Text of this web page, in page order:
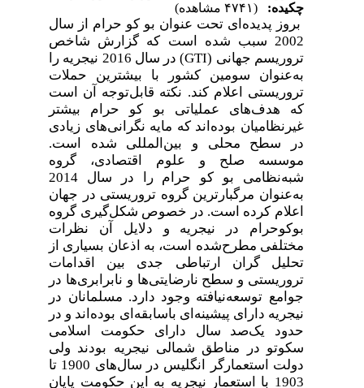
چکیده:
بروز پدیده‌ای تحت عنوان بو کو حرام از سال
2002 سبب شده است که گزارش شاخص
تروریسم جهانی (GTI
) در سال 2016 نیجریه را
به‌عنوان سومین کشور با بیشترین حملات
تروریستی اعلام کند. نکته قابل‌توجه آن است
که هدف‌های عملیاتی بو کو حرام بیشتر
غیرنظامیان بوده‌اند که مایه نگرانی‌های زیادی
در سطح محلی و بین‌المللی شده است.
موسسه صلح و علوم اقتصادی، گروه
شبه‌نظامی بو کو حرام را در سال 2014
به‌عنوان مرگبارترین گروه تروریستی در جهان
اعلام کرده است. در خصوص شکل‌گیری گروه
بوکوحرام در نیجریه و دلایل آن نظرات
مختلفی مطرح‌شده است، به اذعان بسیاری از
تحلیل گران ارتباطی جدی بین اقدامات
تروریستی و سطح نارضایتی‌ها و نابرابری‌ها در
جوامع توسعه‌نیافته وجود دارد.مسلمانان در
نیجریه دارای پیشینه‌ای باسابقه‌ای بوده‌اند و در
حدود یک‌صد سال دارای حکومت اسلامی
سکوتو در مناطق شمالی نیجریه بودند ولی
دولت استعمارگر انگلیس در سال‌های 1900 تا
1903 با استعمار نیجریه به این حکومت پایان